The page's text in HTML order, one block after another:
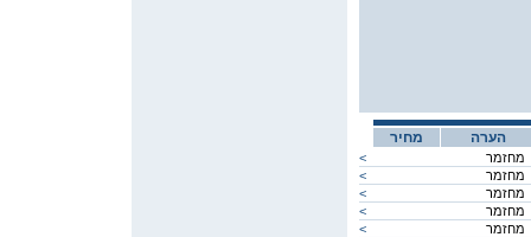
מחיר הערה
<
מחזמר
<
מחזמר
<
מחזמר
<
מחזמר
<
מחזמר